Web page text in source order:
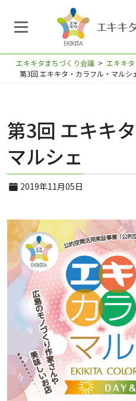
エキキタまちづくり会議 > エキキ
第3回 エキキタ・カラフル・マルシ
第3回 エキキ
マルシェ
2019年11月05日